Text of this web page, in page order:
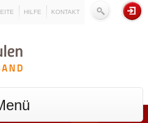
HILFE KONTAKT